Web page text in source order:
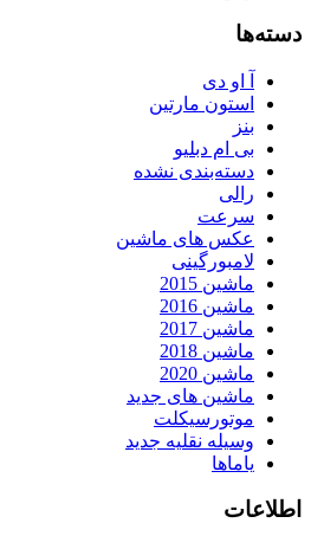
دسته‌ها
آ او دی
استون مارتین
بنز
بی ام دبلیو
دسته‌بندی نشده
رالی
سرعت
عکس های ماشین
لامبورگینی
ماشین 2015
ماشین 2016
ماشین 2017
ماشین 2018
ماشین 2020
ماشین های جدید
موتورسیکلت
وسیله نقلیه جدید
یاماها
اطلاعات